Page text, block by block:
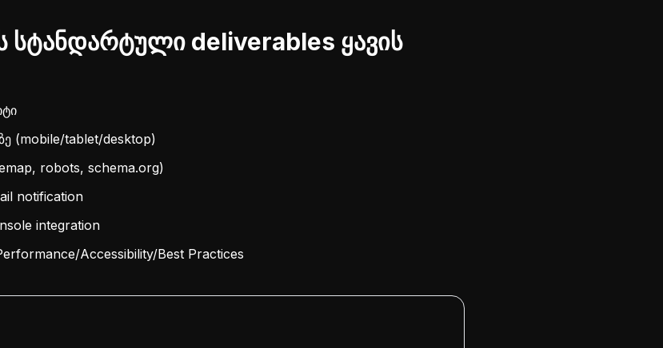
deliverables ყავის
(mobile/tablet/desktop)
robots, schema.org)
notification
integration
Accessibility/Best Practices